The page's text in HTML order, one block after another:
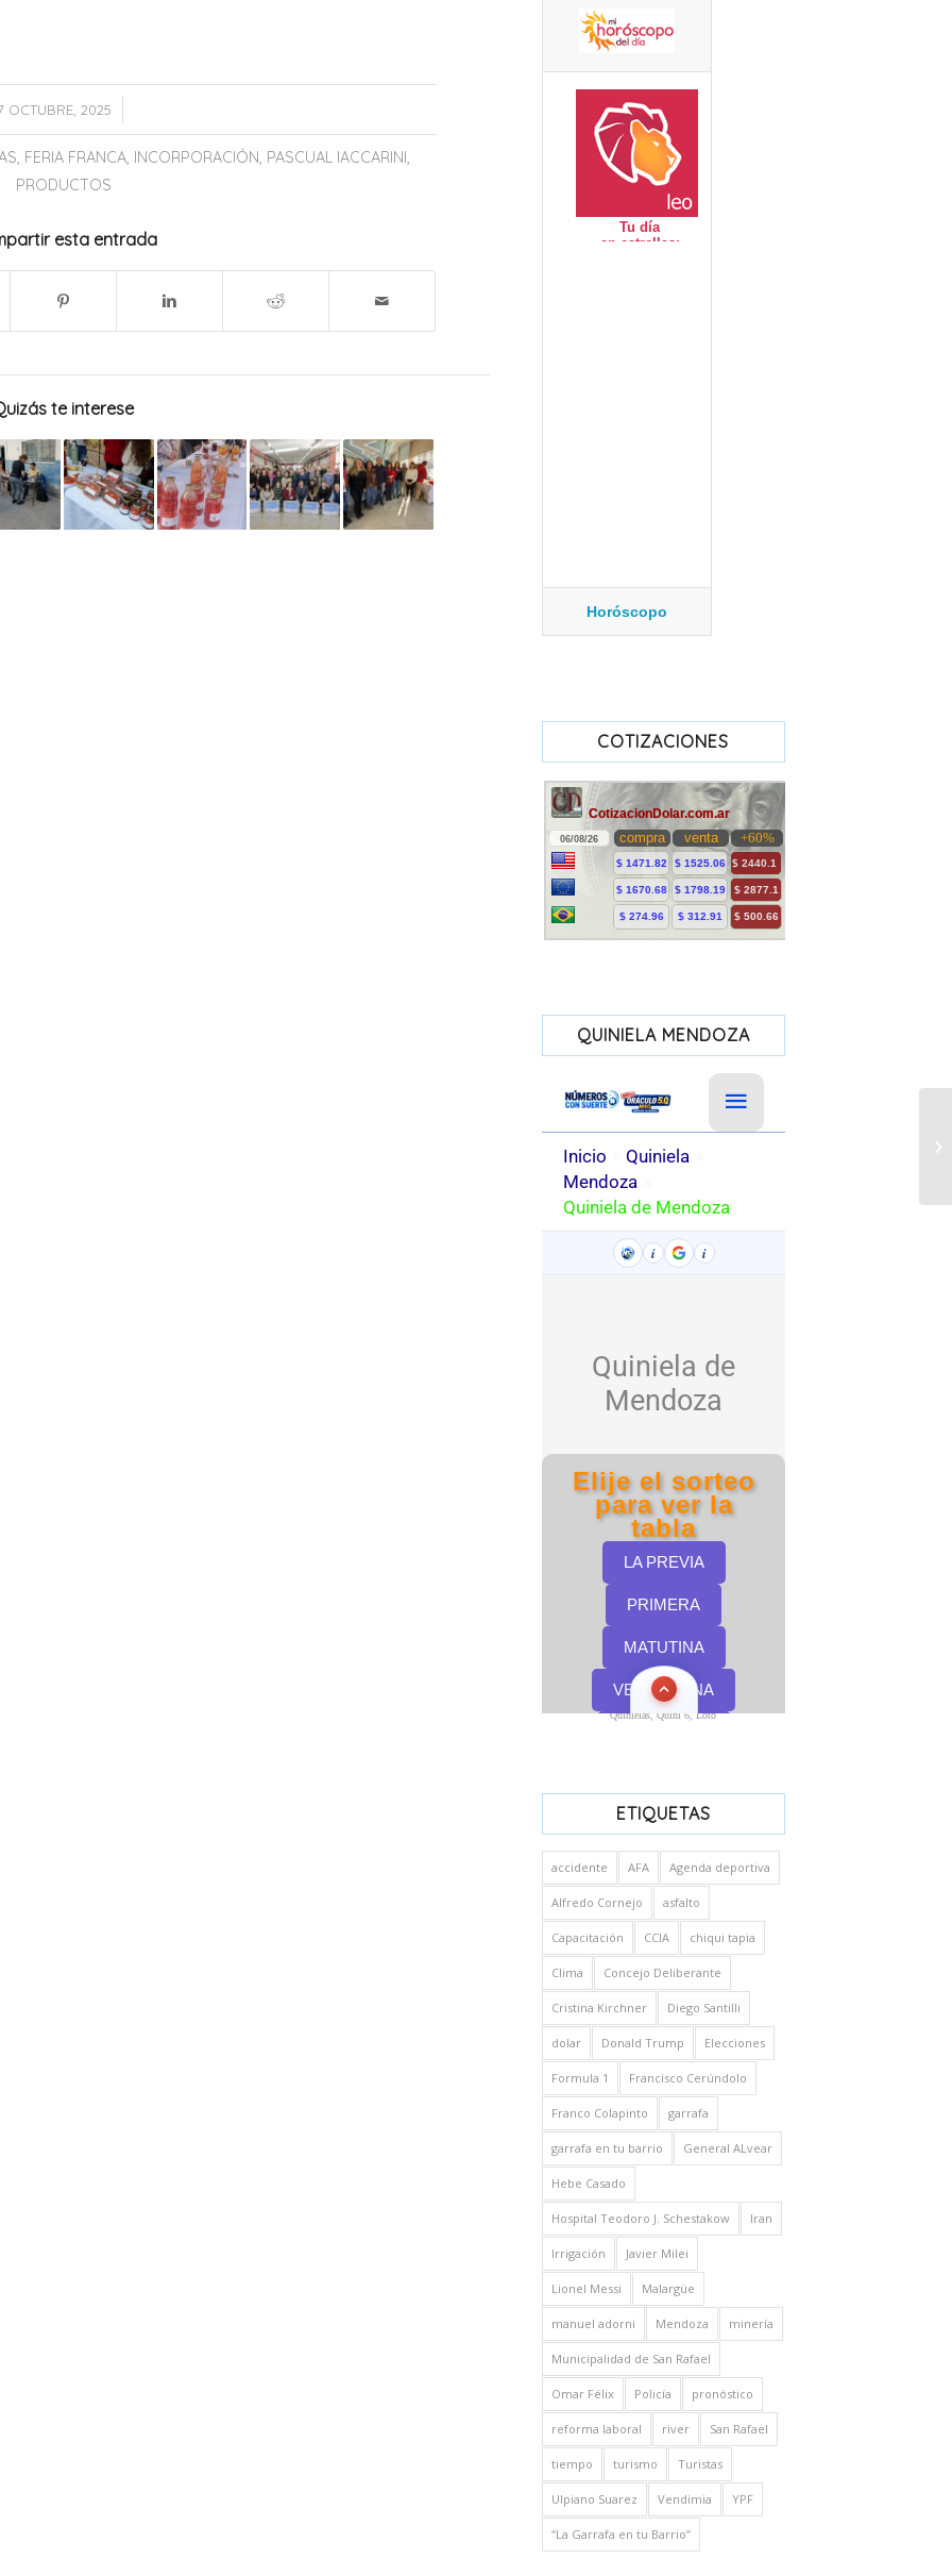
OCTUBRE, 2025
/
, FERIA FRANCA, INCORPORACIÓN, PASCUAL IACCARINI,
PRODUCTOS
esta entrada
te interese
Horóscopo
COTIZACIONES
QUINIELA MENDOZA
Quinielas, Quini 6, Loto
ETIQUETAS
accidente AFA Agenda deportiva
Alfredo Cornejo asfalto
Capacitación CCIA chiqui tapia
Clima Concejo Deliberante
Cristina Kirchner Diego Santilli
dolar Donald Trump Elecciones
Formula 1 Francisco Cerúndolo
Franco Colapinto garrafa
garrafa en tu barrio General ALvear
Hebe Casado
Hospital Teodoro J. Schestakow Iran
Irrigación Javier Milei
Lionel Messi Malargüe
manuel adorni Mendoza minería
Municipalidad de San Rafael
Omar Félix Policía pronóstico
reforma laboral river San Rafael
tiempo turismo Turistas
Ulpiano Suarez Vendimia YPF
“La Garrafa en tu Barrio”